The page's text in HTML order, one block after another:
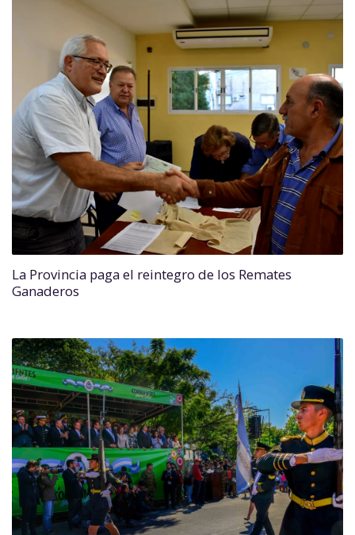
La Provincia paga el reintegro de los Remates
Ganaderos